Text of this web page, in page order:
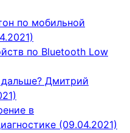
по мобильной
по Bluetooth Low
дальше? Дмитрий
в
(09.04.2021)